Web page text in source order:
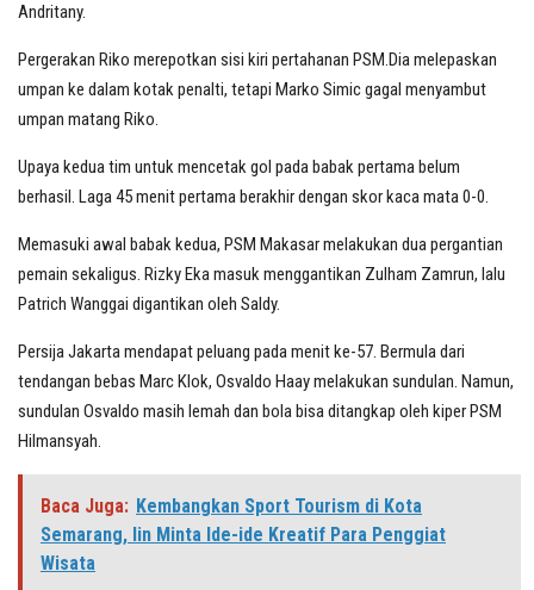
Andritany.
Pergerakan Riko merepotkan sisi kiri pertahanan PSM.Dia melepaskan
umpan ke dalam kotak penalti, tetapi Marko Simic gagal menyambut
umpan matang Riko.
Upaya kedua tim untuk mencetak gol pada babak pertama belum
berhasil. Laga 45 menit pertama berakhir dengan skor kaca mata 0-0.
Memasuki awal babak kedua, PSM Makasar melakukan dua pergantian
pemain sekaligus. Rizky Eka masuk menggantikan Zulham Zamrun, lalu
Patrich Wanggai digantikan oleh Saldy.
Persija Jakarta mendapat peluang pada menit ke-57. Bermula dari
tendangan bebas Marc Klok, Osvaldo Haay melakukan sundulan. Namun,
sundulan Osvaldo masih lemah dan bola bisa ditangkap oleh kiper PSM
Hilmansyah.
Baca Juga: Kembangkan Sport Tourism di Kota
Semarang, Iin Minta Ide-ide Kreatif Para Penggiat
Wisata